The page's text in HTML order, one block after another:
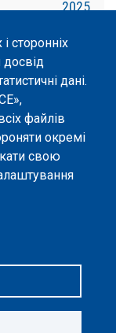
2025
сторонніх
дані.
файлів
окремі
свою
файлів
«
та підтримується
у межах проєкту
Підтримка
схвалення його